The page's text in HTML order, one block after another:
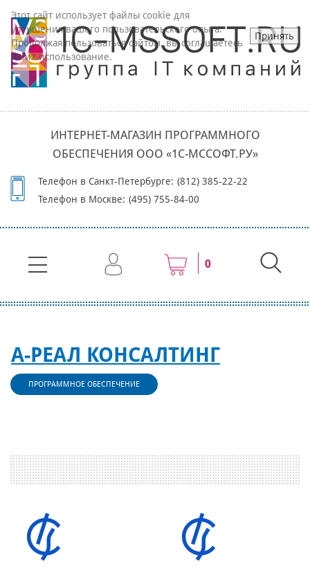
ИНТЕРНЕТ-МАГАЗИН ПРОГРАММНОГО
ОБЕСПЕЧЕНИЯ ООО «1С-МССОФТ.РУ»
Телефон в Санкт-Петербурге: (812) 385-22-22
Телефон в Москве: (495) 755-84-00
0
А-РЕАЛ КОНСАЛТИНГ
ПРОГРАММНОЕ ОБЕСПЕЧЕНИЕ
Этот сайт использует файлы cookie для
улучшения вашего пользовательского опыта.
Продолжая пользоваться сайтом, вы соглашаетесь
на их использование.
Принять